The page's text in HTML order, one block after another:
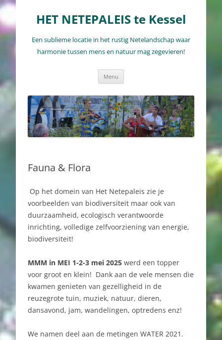
inhoud
HET NETEPALEIS te Kessel
Een sublieme locatie in het rustig Netelandschap waar
harmonie tussen mens en natuur mag zegevieren!
Menu
Fauna & Flora
Op het domein van Het Netepaleis zie je
voorbeelden van biodiversiteit maar ook van
duurzaamheid, ecologisch verantwoorde
inrichting, volledige zelfvoorziening van energie,
biodiversiteit!
MMM in MEI 1-2-3 mei 2025 werd een topper
voor groot en klein! Dank aan de vele mensen die
kwamen genieten van gezelligheid in de
reuzegrote tuin, muziek, natuur, dieren,
dansavond, jam, wandelingen, optredens enz!
We namen deel aan de metingen WATER 2021.